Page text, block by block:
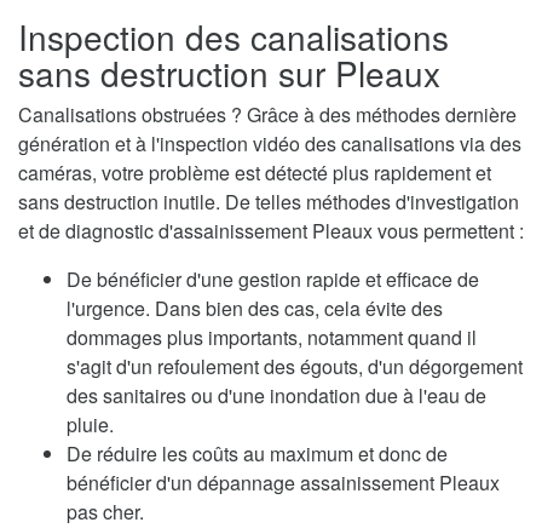
Inspection des canalisations
sans destruction sur Pleaux
Canalisations obstruées ? Grâce à des méthodes dernière
génération et à l'inspection vidéo des canalisations via des
caméras, votre problème est détecté plus rapidement et
sans destruction inutile. De telles méthodes d'investigation
et de diagnostic d'assainissement Pleaux vous permettent :
De bénéficier d'une gestion rapide et efficace de
l'urgence. Dans bien des cas, cela évite des
dommages plus importants, notamment quand il
s'agit d'un refoulement des égouts, d'un dégorgement
des sanitaires ou d'une inondation due à l'eau de
pluie.
De réduire les coûts au maximum et donc de
bénéficier d'un dépannage assainissement Pleaux
pas cher.